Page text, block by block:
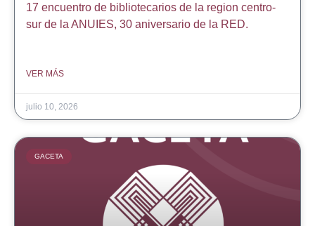
17 encuentro de bibliotecarios de la region centro-
sur de la ANUIES, 30 aniversario de la RED.
VER MÁS
julio 10, 2026
GACETA